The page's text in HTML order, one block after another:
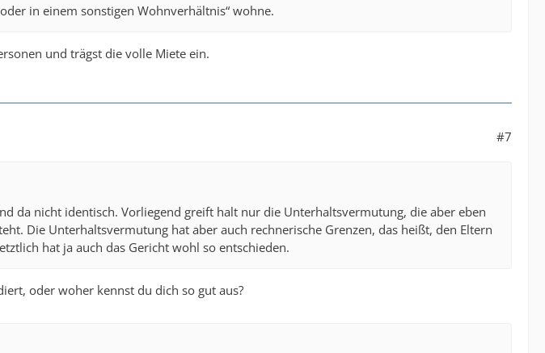
in einem sonstigen Wohnverhältnis“ wohne.
und trägst die volle Miete ein.
#7
da nicht identisch. Vorliegend greift halt nur die Unterhaltsvermutung, die aber eben
Die Unterhaltsvermutung hat aber auch rechnerische Grenzen, das heißt, den Eltern
hat ja auch das Gericht wohl so entschieden.
oder woher kennst du dich so gut aus?